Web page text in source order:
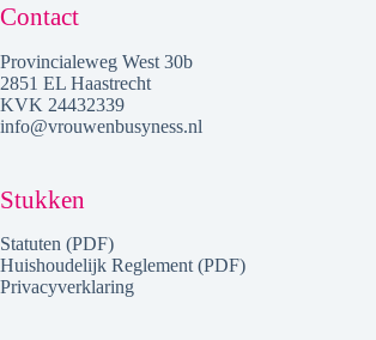
Contact
Provincialeweg West 30b
2851 EL Haastrecht
KVK 24432339
info@vrouwenbusyness.nl
Stukken
Statuten (PDF)
Huishoudelijk Reglement (PDF)
Privacyverklaring